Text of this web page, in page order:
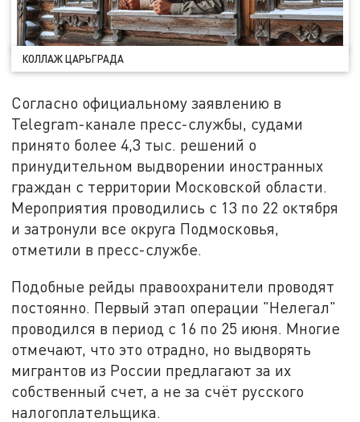
КОЛЛАЖ ЦАРЬГРАДА
Согласно официальному заявлению в
Telegram-канале пресс-службы, судами
принято более 4,3 тыс. решений о
принудительном выдворении иностранных
граждан с территории Московской области.
Мероприятия проводились с 13 по 22 октября
и затронули все округа Подмосковья,
отметили в пресс-службе.
Подобные рейды правоохранители проводят
постоянно. Первый этап операции "Нелегал"
проводился в период с 16 по 25 июня. Многие
отмечают, что это отрадно, но выдворять
мигрантов из России предлагают за их
собственный счет, а не за счёт русского
налогоплательщика.